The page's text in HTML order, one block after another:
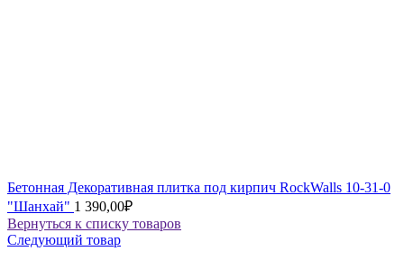
Бетонная Декоративная плитка под кирпич RockWalls 10-31-0
"Шанхай" 1 390,00₽
Вернуться к списку товаров
Следующий товар